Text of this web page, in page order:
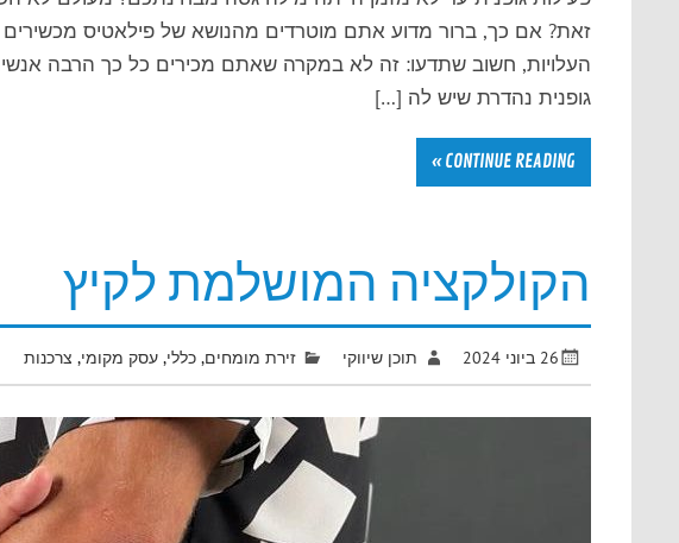
זאת? אם כך, ברור מדוע אתם מוטרדים מהנושא של פילאטיס
העלויות, חשוב שתדעו: זה לא במקרה שאתם מכירים כל כך הרבה
גופנית נהדרת שיש לה […]
CONTINUE READING »
הקולקציה המושלמת לקיץ
26 ביוני 2024 תוכן שיווקי זירת מומחים, כללי, עסק מקומי, צרכנות